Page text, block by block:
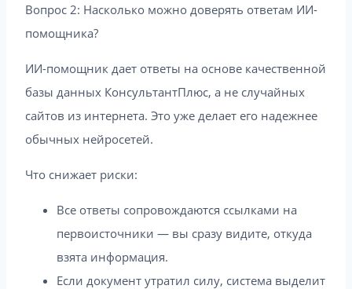
Вопрос 2: Насколько можно доверять ответам ИИ-
помощника?
ИИ-помощник дает ответы на основе качественной
базы данных КонсультантПлюс, а не случайных
сайтов из интернета. Это уже делает его надежнее
обычных нейросетей.
Что снижает риски:
Все ответы сопровождаются ссылками на
первоисточники — вы сразу видите, откуда
взята информация.
Если документ утратил силу, система выделит